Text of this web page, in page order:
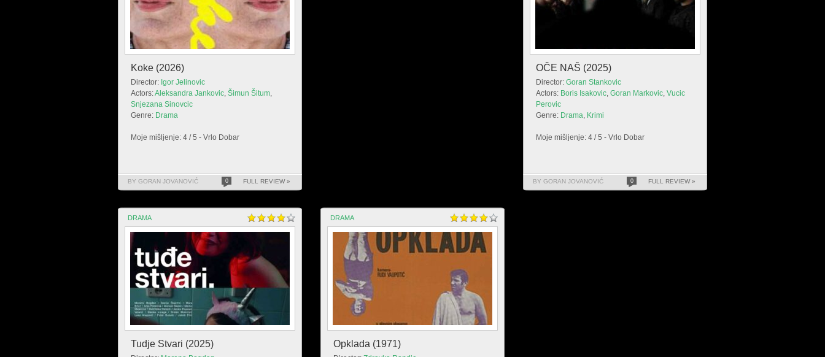
Koke (2026)
Director: Igor Jelinovic
Actors:Aleksandra Jankovic, Šimun Šitum,
Snjezana Sinovcic
Genre: Drama
Moje mišljenje: 4 / 5 - Vrlo Dobar
BY GORAN JOVANOVIĆ 0 FULL REVIEW »
OČE NAŠ (2025)
Director: Goran Stankovic
Actors: Boris Isakovic, Goran Markovic, Vucic
Perovic
Genre: Drama, Krimi
Moje mišljenje: 4 / 5 - Vrlo Dobar
BY GORAN JOVANOVIĆ 0 FULL REVIEW »
DRAMA
Tudje Stvari (2025)
DRAMA
Opklada (1971)